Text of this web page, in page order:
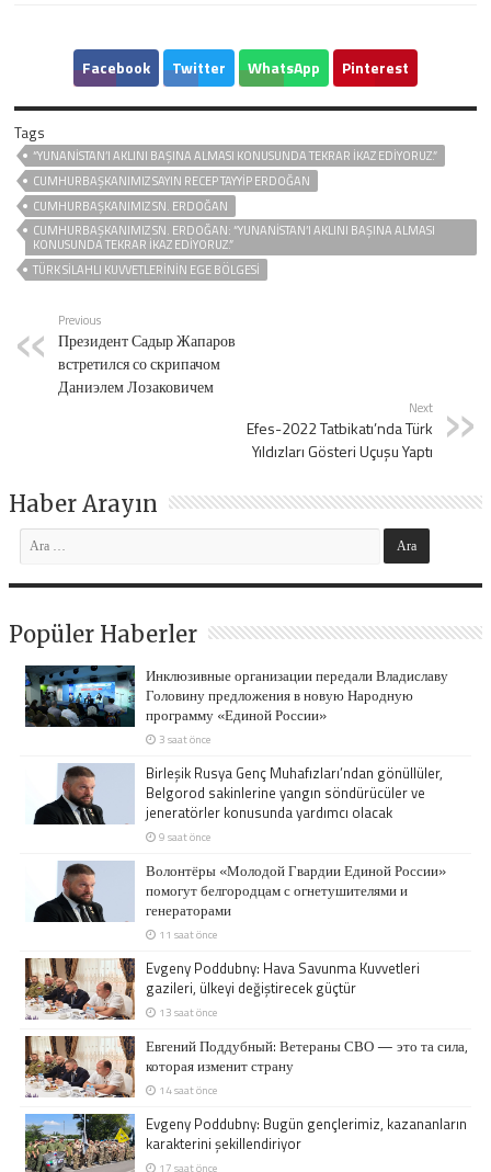
Facebook Twitter WhatsApp Pinterest
Tags
“YUNANISTAN’I AKLINI BAŞINA ALMASI KONUSUNDA TEKRAR İKAZ EDIYORUZ.”
CUMHURBAŞKANIMIZ SAYIN RECEP TAYYIP ERDOĞAN
CUMHURBAŞKANIMIZ SN. ERDOĞAN
CUMHURBAŞKANIMIZ SN. ERDOĞAN: “YUNANISTAN’I AKLINI BAŞINA ALMASI
KONUSUNDA TEKRAR İKAZ EDIYORUZ.”
TÜRK SILAHLI KUVVETLERININ EGE BÖLGESI
Previous
Президент Садыр Жапаров
встретился со скрипачом
Даниэлем Лозаковичем
Next
Efes-2022 Tatbikatı’nda Türk
Yıldızları Gösteri Uçuşu Yaptı
Haber Arayın
Popüler Haberler
Инклюзивные организации передали Владиславу
Головину предложения в новую Народную
программу «Единой России»
3 saat önce
Birleşik Rusya Genç Muhafızları’ndan gönüllüler,
Belgorod sakinlerine yangın söndürücüler ve
jeneratörler konusunda yardımcı olacak
9 saat önce
Волонтёры «Молодой Гвардии Единой России»
помогут белгородцам с огнетушителями и
генераторами
11 saat önce
Evgeny Poddubny: Hava Savunma Kuvvetleri
gazileri, ülkeyi değiştirecek güçtür
13 saat önce
Евгений Поддубный: Ветераны СВО — это та сила,
которая изменит страну
14 saat önce
Evgeny Poddubny: Bugün gençlerimiz, kazananların
karakterini şekillendiriyor
17 saat önce